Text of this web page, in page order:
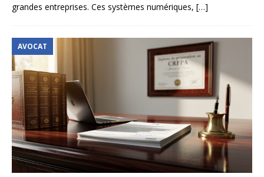
grandes entreprises. Ces systèmes numériques, […]
AVOCAT